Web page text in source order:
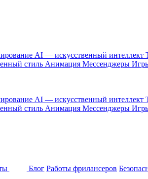
AI — искусственный интеллект
стиль Анимация Мессенджеры
AI — искусственный интеллект
стиль Анимация Мессенджеры
Блог Работы фрилансеров